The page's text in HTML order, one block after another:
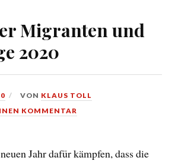
Migranten und
2020
VON KLAUS TOLL
KOMMENTAR
Jahr dafür kämpfen, dass die